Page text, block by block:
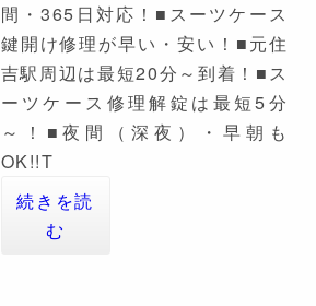
間・365日対応！■スーツケース
鍵開け修理が早い・安い！■元住
吉駅周辺は最短20分～到着！■ス
ーツケース修理解錠は最短5分
～！■夜間（深夜）・早朝も
OK!!T
続きを読
む